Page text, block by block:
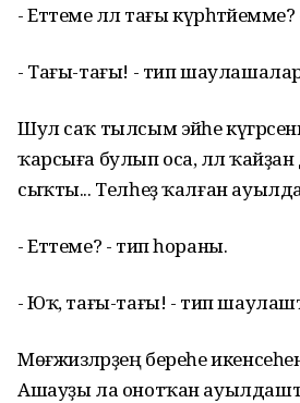
- Еттеме әллә тағы
- Тағы-тағы! - тип
Шул саҡ тылсым эйәһе
ҡарсыға булып оса, әллә
сыҡты... Телһеҙ ҡалған
- Еттеме? - тип һораны.
- Юҡ, тағы-тағы! - тип
Мөғжизәләрҙең береһе
Ашауҙы ла онотҡан